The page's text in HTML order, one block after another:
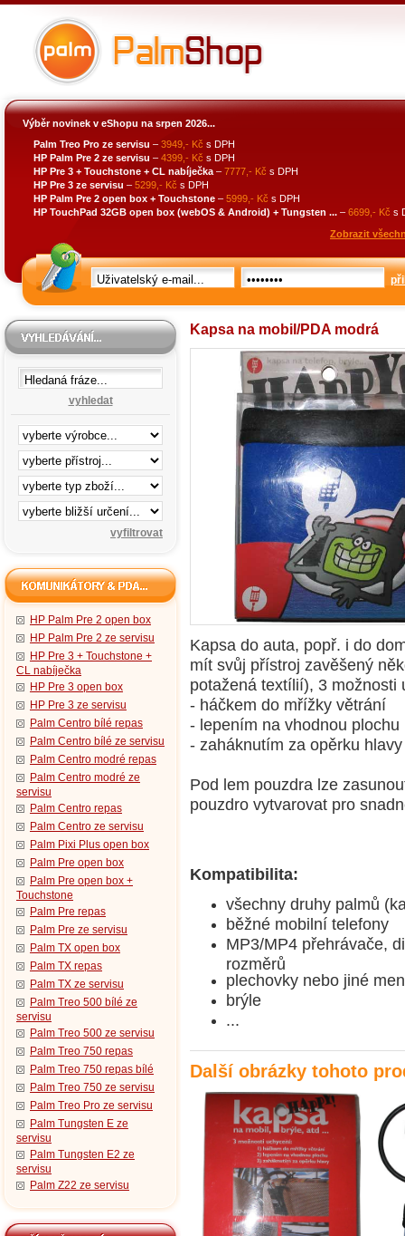
Výběr novinek v eShopu na srpen 2026...
Palm Treo Pro ze servisu – 3949,- Kč s DPH
HP Palm Pre 2 ze servisu – 4399,- Kč s DPH
HP Pre 3 + Touchstone + CL nabíječka – 7777,- Kč s DPH
HP Pre 3 ze servisu – 5299,- Kč s DPH
HP Palm Pre 2 open box + Touchstone – 5999,- Kč s DPH
HP TouchPad 32GB open box (webOS & Android) + Tungsten ... – 6699,- Kč s
Zobrazit
vyhledat
HP Palm Pre 2 open box
HP Palm Pre 2 ze servisu
HP Pre 3 + Touchstone +
CL nabíječka
HP Pre 3 open box
HP Pre 3 ze servisu
Palm Centro bílé repas
Palm Centro bílé ze servisu
Palm Centro modré repas
Palm Centro modré ze
servisu
Palm Centro repas
Palm Centro ze servisu
Palm Pixi Plus open box
Palm Pre open box
Palm Pre open box +
Touchstone
Palm Pre repas
Palm Pre ze servisu
Palm TX open box
Palm TX repas
Palm TX ze servisu
Palm Treo 500 bílé ze
servisu
Palm Treo 500 ze servisu
Palm Treo 750 repas
Palm Treo 750 repas bílé
Palm Treo 750 ze servisu
Palm Treo Pro ze servisu
Palm Tungsten E ze
servisu
Palm Tungsten E2 ze
servisu
Palm Z22 ze servisu
Kapsa na mobil/PDA modrá
Kapsa do auta, popř. i do
mít svůj přístroj zavěšený
potažená textílií), 3 možnosti
- háčkem do mřížky větrání
- lepením na vhodnou plochu
- zaháknutím za opěrku hlavy
Pod lem pouzdra lze
pouzdro vytvarovat pro
Kompatibilita:
všechny druhy palmů
běžné mobilní telefony
MP3/MP4 přehrávače,
rozměrů
plechovky nebo jiné
brýle
...
Další obrázky tohoto